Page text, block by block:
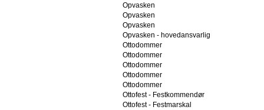
Opvasken
Opvasken
Opvasken
Opvasken - hovedansvarlig
Ottodommer
Ottodommer
Ottodommer
Ottodommer
Ottodommer
Ottofest - Festkommendør
Ottofest - Festmarskal